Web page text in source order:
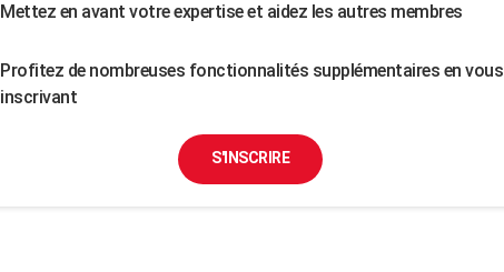
Mettez en avant votre expertise et aidez les autres membres
Profitez de nombreuses fonctionnalités supplémentaires en vous
inscrivant
S'INSCRIRE